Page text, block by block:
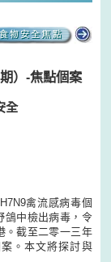
）-焦點個案
全
禽流感病毒個
鴿中檢出病毒，令
。截至二零一三年
。本文將探討與